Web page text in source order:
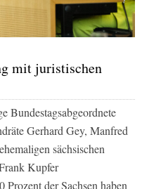
mit juristischen
Bundestagsabgeordnete
Gerhard Gey, Manfred
sächsischen
Kupfer
der Sachsen haben